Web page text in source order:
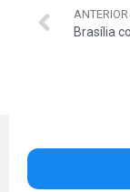
ANTERIOR